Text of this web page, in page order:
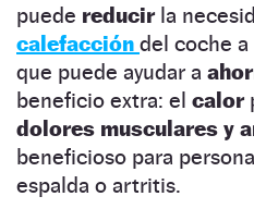
puede reducir la
calefacción del coche
que puede ayudar a
beneficio extra: el calor
dolores musculares y
beneficioso para
espalda o artritis.